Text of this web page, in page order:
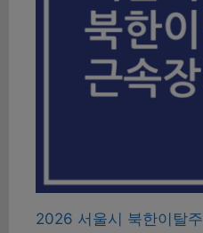
2026 서울시 북한이탈